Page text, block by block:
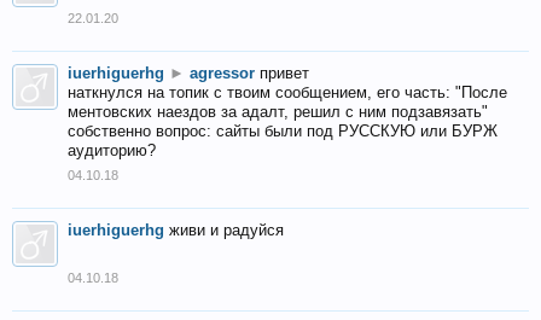
22.01.20
iuerhiguerhg ► agressor привет
наткнулся на топик с твоим сообщением, его часть: "После
ментовских наездов за адалт, решил с ним подзавязать"
собственно вопрос: сайты были под РУССКУЮ или БУРЖ
аудиторию?
04.10.18
iuerhiguerhg живи и радуйся
04.10.18